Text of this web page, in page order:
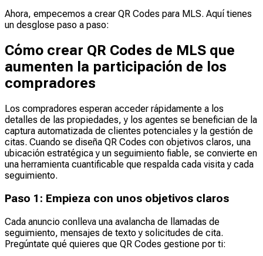
Ahora, empecemos a crear QR Codes para MLS. Aquí tienes
un desglose paso a paso:
Cómo crear QR Codes de MLS que
aumenten la participación de los
compradores
Los compradores esperan acceder rápidamente a los
detalles de las propiedades, y los agentes se benefician de la
captura automatizada de clientes potenciales y la gestión de
citas. Cuando se diseña QR Codes con objetivos claros, una
ubicación estratégica y un seguimiento fiable, se convierte en
una herramienta cuantificable que respalda cada visita y cada
seguimiento.
Paso 1: Empieza con unos objetivos claros
Cada anuncio conlleva una avalancha de llamadas de
seguimiento, mensajes de texto y solicitudes de cita.
Pregúntate qué quieres que QR Codes gestione por ti: